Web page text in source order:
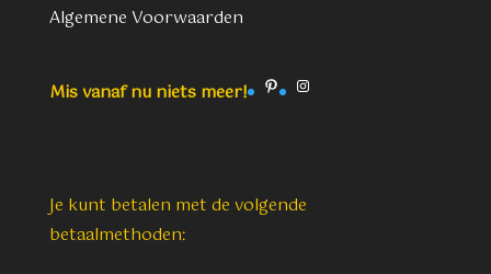
Algemene Voorwaarden
Mis vanaf nu niets meer! PinterestInstagram
Je kunt betalen met de volgende
betaalmethoden: